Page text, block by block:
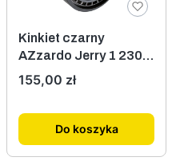
Kinkiet czarny
AZzardo Jerry 1 230V
Black AZ1367
Cena
155,00 zł
Do koszyka